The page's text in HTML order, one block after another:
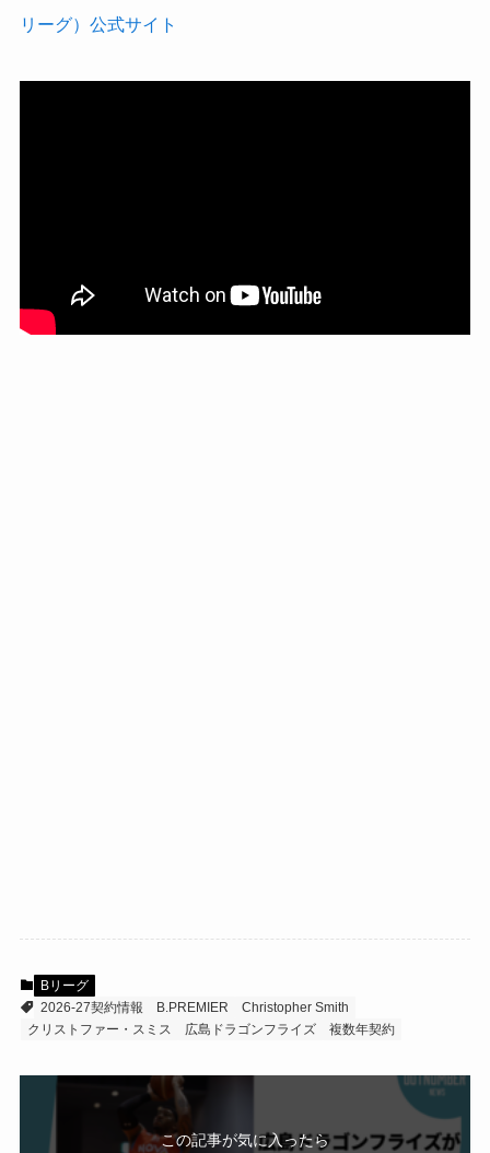
リーグ）公式サイト
Bリーグ
2026-27契約情報
B.PREMIER
Christopher Smith
クリストファー・スミス
広島ドラゴンフライズ 複数年契約
この記事が気に入ったら